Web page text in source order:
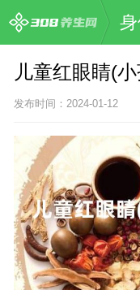
儿童红眼睛(
发布时间：2024-01-12